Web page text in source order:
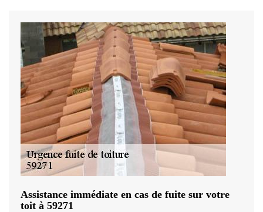
Assistance immédiate en cas de fuite sur votre
toit à 59271